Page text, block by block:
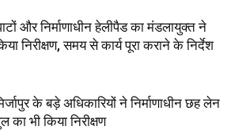
और निर्माणाधीन हेलीपैड का मंडलायुक्त ने
निरीक्षण, समय से कार्य पूरा कराने के निर्देश
के बड़े अधिकारियों ने निर्माणाधीन छह लेन
का भी किया निरीक्षण